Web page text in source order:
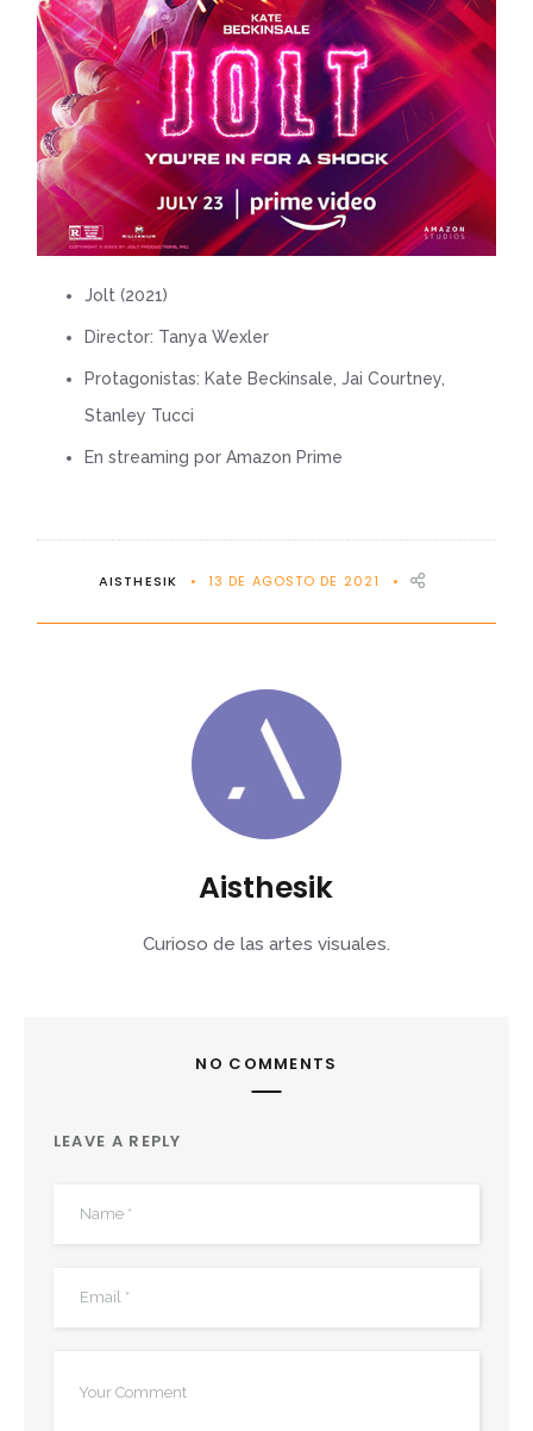
Jolt (2021)
Director: Tanya Wexler
Protagonistas: Kate Beckinsale, Jai Courtney,
Stanley Tucci
En streaming por Amazon Prime
AISTHESIK 13 DE AGOSTO DE 2021
Aisthesik
Curioso de las artes visuales.
NO COMMENTS
LEAVE A REPLY